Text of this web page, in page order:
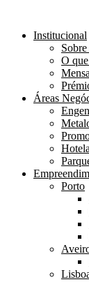
Institucional
O
Áreas
Porto